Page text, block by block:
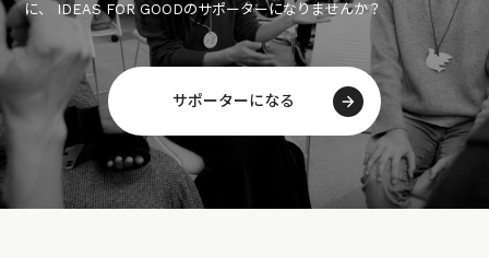
に、 IDEAS FOR GOODのサポーターになりませんか？
サポーターになる